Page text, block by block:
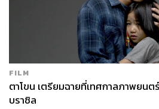
FILM
ตาโขน เตรียมฉายที่เทศกาลภาพยนต
บราซิล